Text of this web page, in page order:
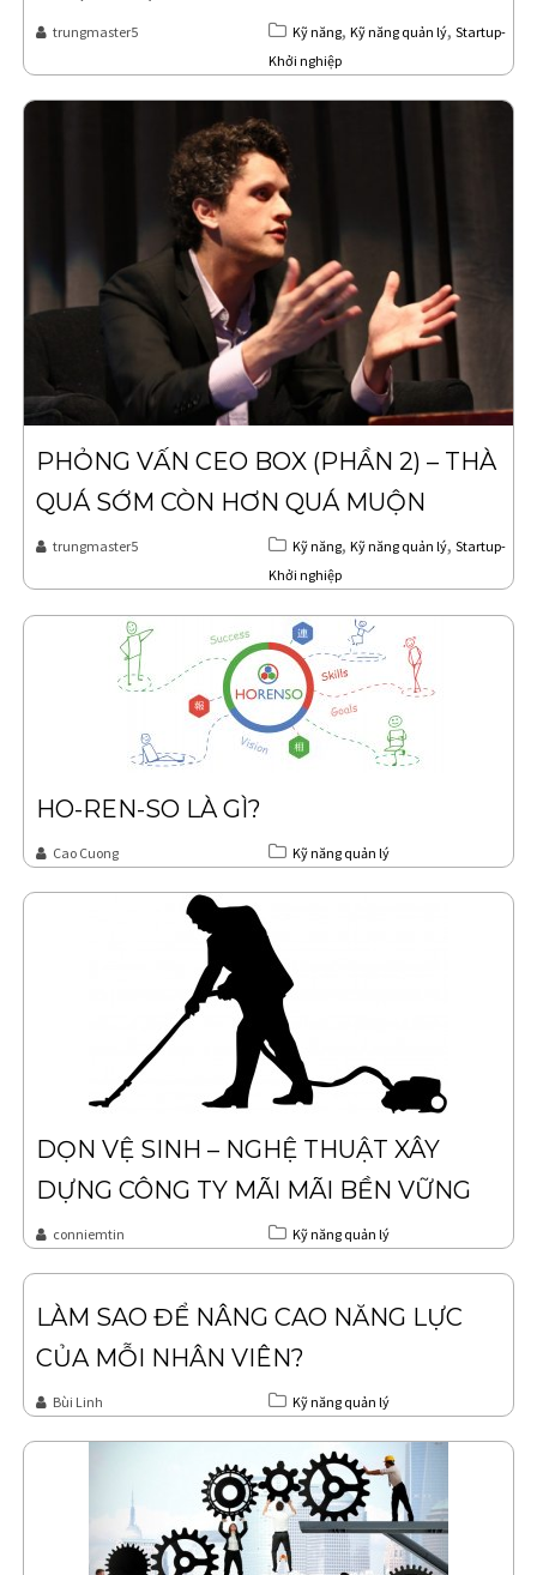
trungmaster5 Kỹ năng, Kỹ năng quản lý, Startup-
Khởi nghiệp
PHỎNG VẤN CEO BOX (PHẦN 2) – THÀ
QUÁ SỚM CÒN HƠN QUÁ MUỘN
trungmaster5 Kỹ năng, Kỹ năng quản lý, Startup-
Khởi nghiệp
HO-REN-SO LÀ GÌ?
Cao Cuong Kỹ năng quản lý
DỌN VỆ SINH – NGHỆ THUẬT XÂY
DỰNG CÔNG TY MÃI MÃI BỀN VỮNG
conniemtin Kỹ năng quản lý
LÀM SAO ĐỂ NÂNG CAO NĂNG LỰC
CỦA MỖI NHÂN VIÊN?
Bùi Linh Kỹ năng quản lý